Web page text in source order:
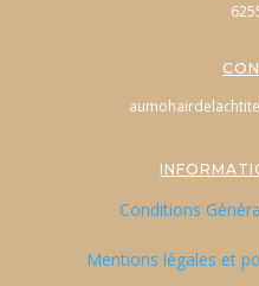
Conditions
Mentions légales et